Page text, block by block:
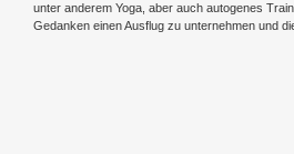
unter anderem Yoga, aber auch autogenes
Gedanken einen Ausflug zu unternehmen und